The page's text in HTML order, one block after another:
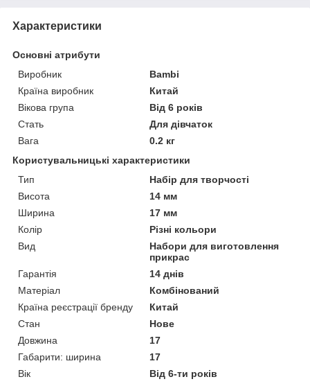
Характеристики
Основні атрибути
Виробник
Bambi
Країна виробник
Китай
Вікова група
Від 6 років
Стать
Для дівчаток
Вага
0.2 кг
Користувальницькі характеристики
Тип
Набір для творчості
Висота
14 мм
Ширина
17 мм
Колір
Різні кольори
Вид
Набори для виготовлення
прикрас
Гарантія
14 днів
Матеріал
Комбінований
Країна реєстрації бренду
Китай
Стан
Нове
Довжина
17
Габарити: ширина
17
Вік
Від 6-ти років